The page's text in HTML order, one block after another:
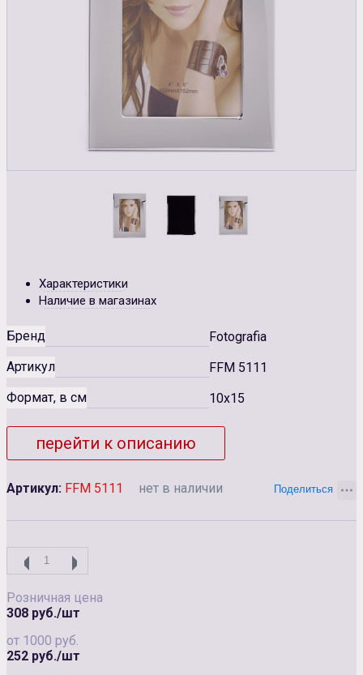
Характеристики
Наличие в магазинах
Бренд
Fotografia
Артикул
FFM 5111
Формат, в см
10x15
перейти к описанию
Артикул: FFM 5111 нет в наличии
Розничная цена
308 руб./шт
от 1000 руб.
252 руб./шт